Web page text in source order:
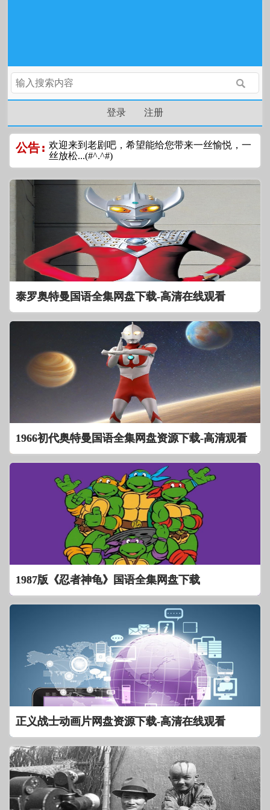
登录 注册
公告: 欢迎来到老剧吧，希望能给您带来一丝愉悦，一
丝放松...(#^.^#)
泰罗奥特曼国语全集网盘下载-高清在线观看
1966初代奥特曼国语全集网盘资源下载-高清观看
1987版《忍者神龟》国语全集网盘下载
正义战士动画片网盘资源下载-高清在线观看